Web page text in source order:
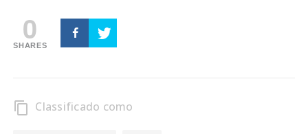
0
SHARES
content_copy Classificado como